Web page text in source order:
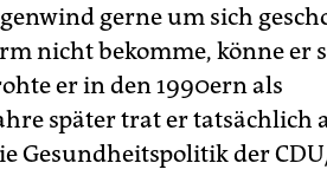
gerne um sich
nicht bekomme, könne er
er in den 1990ern als
später trat er tatsächlich
Gesundheitspolitik der